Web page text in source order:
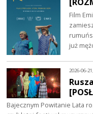
Film
już
2026-06-
Bajecznym Powitanie Lata